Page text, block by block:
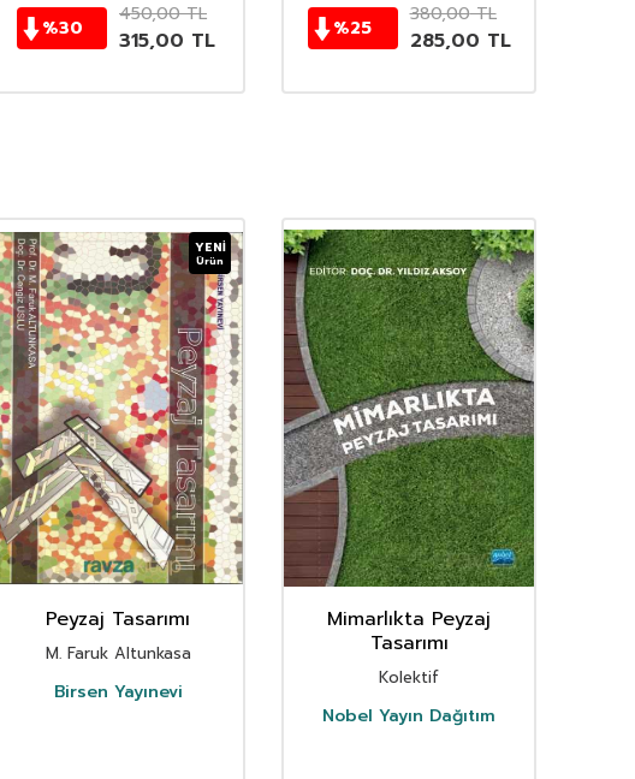
%30
450,00TL
315,00 TL %25
380,00TL
285,00 TL
YENI
Ürün
Peyzaj Tasarımı
M. Faruk Altunkasa
Birsen Yayınevi
Mimarlıkta Peyzaj
Tasarımı
Kolektif
Nobel Yayın Dağıtım